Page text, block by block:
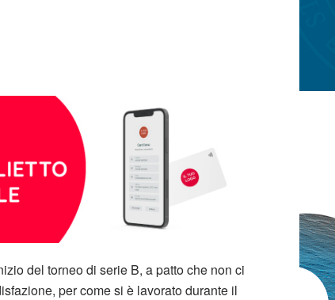
del torneo di serie B, a patto che non ci
per come si è lavorato durante il